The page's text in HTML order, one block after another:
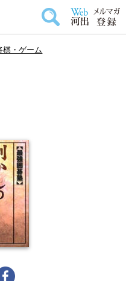
棋・ゲーム